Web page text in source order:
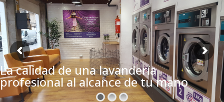
La calidad de una lavandería
profesional al alcance de tu mano